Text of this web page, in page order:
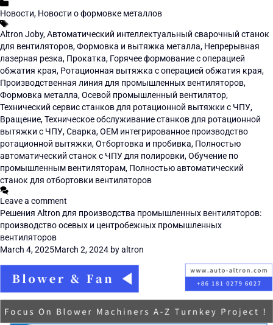
Новости, Новости о формовке металлов
Altron Joby,Автоматический интеллектуальный сварочный станок
для вентиляторов,Формовка и вытяжка металла, Непрерывная
лазерная резка, Прокатка, Горячее формование с операцией
обжатия края, Ротационная вытяжка с операцией обжатия края,
Производственная линия для промышленных вентиляторов,
Формовка металла,Осевой промышленный вентилятор,
Технический сервис станков для ротационной вытяжки с ЧПУ,
Вращение,Техническое обслуживание станков для ротационной
вытяжки с ЧПУ,Сварка,OEM интегрированное производство
ротационной вытяжки,Отбортовка и пробивка, Полностью
автоматический станок с ЧПУ для полировки,Обучение по
промышленным вентиляторам, Полностью автоматический
станок для отбортовки вентиляторов
Leave a comment
Решения Altron для производства промышленных вентиляторов:
производство осевых и центробежных промышленных
вентиляторов
March 4, 2025March 2, 2024 byaltron